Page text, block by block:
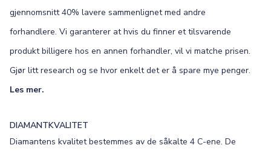
gjennomsnitt 40% lavere sammenlignet med andre
forhandlere. Vi garanterer at hvis du finner et tilsvarende
produkt billigere hos en annen forhandler, vil vi matche prisen.
Gjør litt research og se hvor enkelt det er å spare mye penger.
Les mer.
DIAMANTKVALITET
Diamantens kvalitet bestemmes av de såkalte 4 C-ene. De